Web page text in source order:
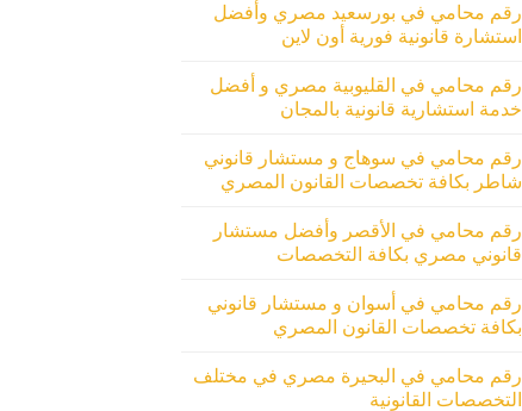
رقم محامي في بورسعيد مصري وأفضل
استشارة قانونية فورية أون لاين
رقم محامي في القليوبية مصري و أفضل
خدمة استشارية قانونية بالمجان
رقم محامي في سوهاج و مستشار قانوني
شاطر بكافة تخصصات القانون المصري
رقم محامي في الأقصر وأفضل مستشار
قانوني مصري بكافة التخصصات
رقم محامي في أسوان و مستشار قانوني
بكافة تخصصات القانون المصري
رقم محامي في البحيرة مصري في مختلف
التخصصات القانونية